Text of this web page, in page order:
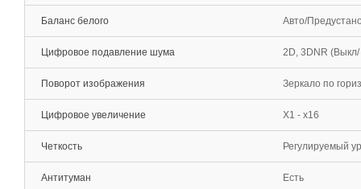
Баланс белого Авто/
Цифровое подавление шума 2D, 3DNR
Поворот изображения Зеркало по
Цифровое увеличение Х1 - х16
Четкость Регулируемый
Антитуман Есть